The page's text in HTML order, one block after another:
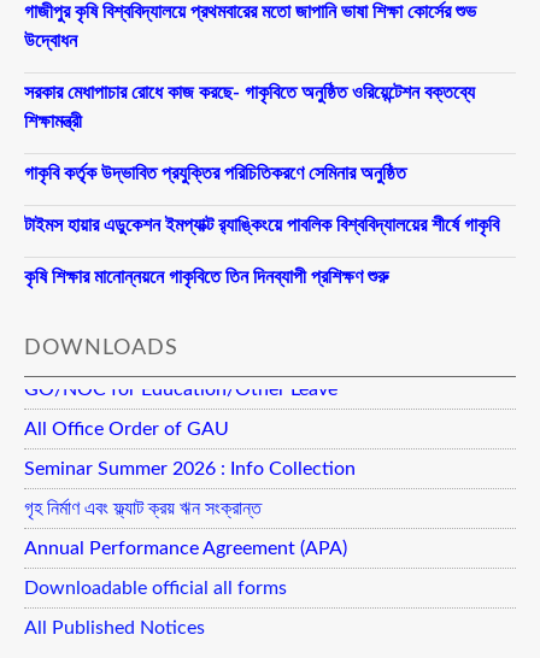
গাজীপুর কৃষি বিশ্ববিদ্যালয়ে প্রথমবারের মতো জাপানি ভাষা শিক্ষা কোর্সের শুভ
উদ্বোধন
সরকার মেধাপাচার রোধে কাজ করছে- গাকৃবিতে অনুষ্ঠিত ওরিয়েন্টেশন বক্তব্যে
শিক্ষামন্ত্রী
গাকৃবি কর্তৃক উদ্ভাবিত প্রযুক্তির পরিচিতিকরণে সেমিনার অনুষ্ঠিত
টাইমস হায়ার এডুকেশন ইমপ্যাক্ট র‍্যাঙ্কিংয়ে পাবলিক বিশ্ববিদ্যালয়ের শীর্ষে গাকৃবি
কৃষি শিক্ষার মানোন্নয়নে গাকৃবিতে তিন দিনব্যাপী প্রশিক্ষণ শুরু
DOWNLOADS
GO/NOC for Education/Other Leave
All Office Order of GAU
Seminar Summer 2026 : Info Collection
গৃহ নির্মাণ এবং ফ্ল্যাট ক্রয় ঋন সংক্রান্ত
Annual Performance Agreement (APA)
Downloadable official all forms
All Published Notices